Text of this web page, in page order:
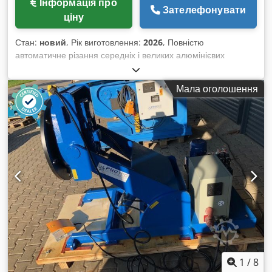
ціну
Зателефонувати
Стан: новий, Рік виготовлення: 2026, Повністю
автоматичне різання середніх і великих алюмінієвих
профілів із простою у використанні автоматизацією. Просто
покладіть будь-який алюмінієвий профіль — машина
автоматично виявить його та розріже на завдання за
допомогою високоточної серво-системи позиціонування
матеріалу. Підтримується імпорт списків завдань Excel
через WIFI для зручного введення великих списків різання.
Для кожного покладеного для різання алюмінієвого
профілю, незалежно від його довжини, лазерний датчик
вимірює довжину. Потужний алгоритм оптимізації в
реальному часі визначає найкращий порядок обробки
заготовок для мінімізації відходів. Машина автоматично
виконує різання відповідно до розрахованого списку без
зупинок. Вам не потрібно жодних введень — просто
додавайте новий алюмінієвий матеріал. Проста,
високошвидкісна альтернатива двоголовковим пилам.
Достатньо ввести (або імпортувати) необхідні довжини та
Мала оголошення
1 /8